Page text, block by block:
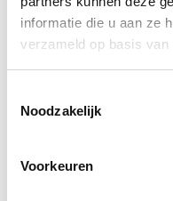
informatie die u aan ze
verzameld op basis
Noodzakelijk
Voorkeuren
waarschuwing zijn in
verschillende afmetingen
waarschuwing
waardoor ze UV- en
€ 0,75